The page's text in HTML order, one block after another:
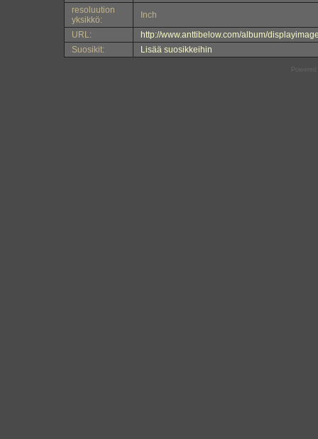
resoluution
yksikkö:
Inch
URL:
http://www.anttibelow.com/album/
Suosikit:
Lisää suosikkeihin